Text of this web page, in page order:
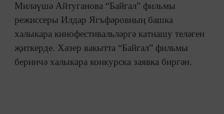
Миләүшә Айтуганова “Байгал” фильмы
режиссеры Илдар Ягъфәровның башка
халыкара кинофестивальләргә катнашу теләген
җиткерде. Хәзер вакытта “Байгал” фильмы
берничә халыкара конкурска заявка биргән.